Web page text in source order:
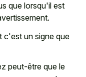
que lorsqu'il est
c'est un signe que
peut-être que le